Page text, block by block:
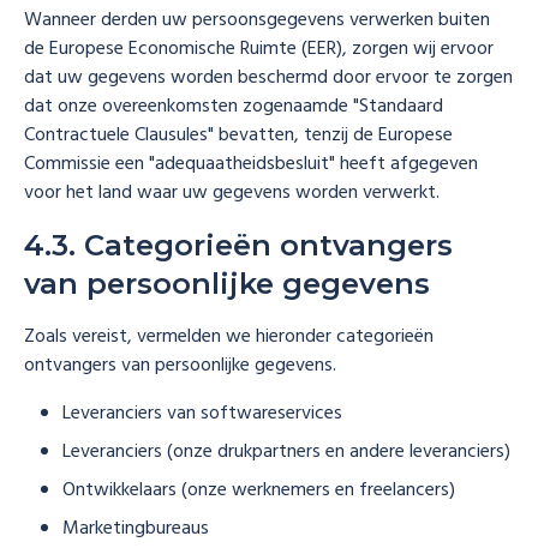
Wanneer derden uw persoonsgegevens verwerken buiten
de Europese Economische Ruimte (EER), zorgen wij ervoor
dat uw gegevens worden beschermd door ervoor te zorgen
dat onze overeenkomsten zogenaamde "Standaard
Contractuele Clausules" bevatten, tenzij de Europese
Commissie een "adequaatheidsbesluit" heeft afgegeven
voor het land waar uw gegevens worden verwerkt.
4.3. Categorieën ontvangers
van persoonlijke gegevens
Zoals vereist, vermelden we hieronder categorieën
ontvangers van persoonlijke gegevens.
Leveranciers van softwareservices
Leveranciers (onze drukpartners en andere leveranciers)
Ontwikkelaars (onze werknemers en freelancers)
Marketingbureaus